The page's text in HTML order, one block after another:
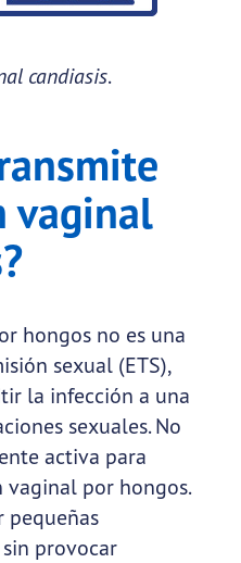
candiasis.
vaginal
hongos no es una
sexual (ETS),
la infección a una
sexuales. No
activa para
por hongos.
pequeñas
provocar